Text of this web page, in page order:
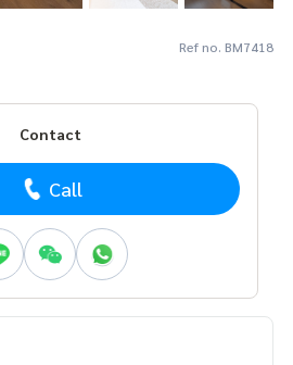
Ref no. BM7418
Contact
Call